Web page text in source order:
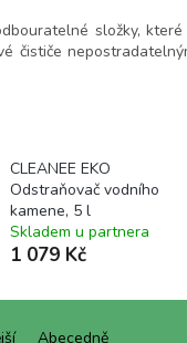
složky,
čističe
CLEANEE EKO
Odstraňovač vodního
kamene, 5 l
Skladem u partnera
1 079 Kč
Abecedně